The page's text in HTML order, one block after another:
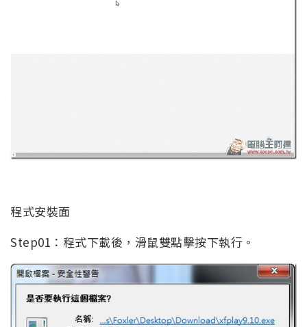
程式安裝面
Step01：程式下載後，滑鼠雙點擊按下執行。